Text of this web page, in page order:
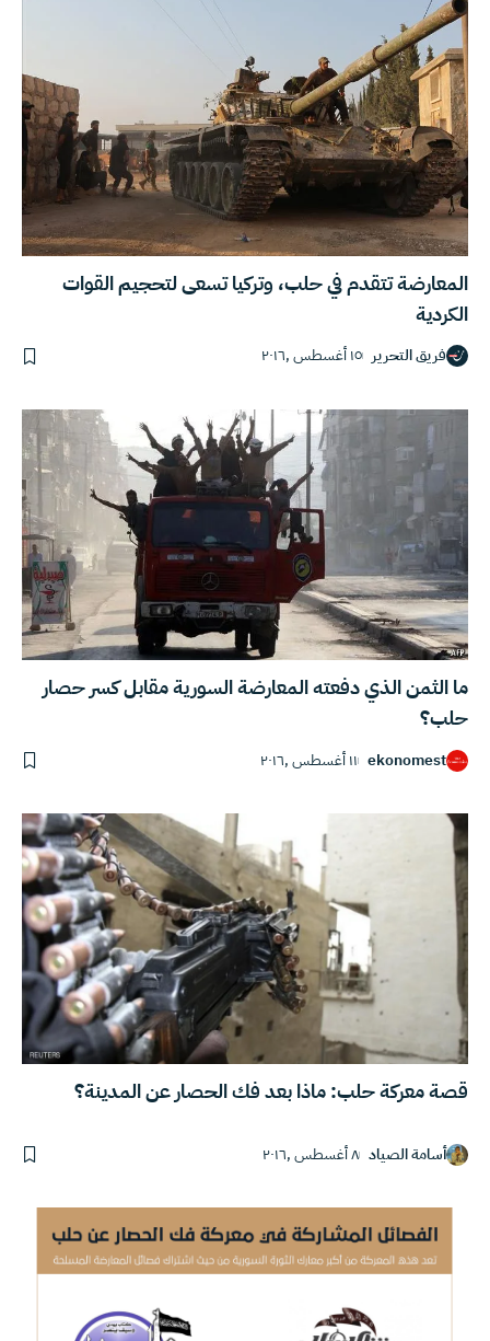
المعارضة تتقدم في حلب، وتركيا تسعى لتحجيم القوات
الكردية
فريق التحرير ١٥ أغسطس ,٢٠١٦
ما الثمن الذي دفعته المعارضة السورية مقابل كسر حصار
حلب؟
ekonomest ١١ أغسطس ,٢٠١٦
قصة معركة حلب: ماذا بعد فك الحصار عن المدينة؟
أسامة الصياد ٨ أغسطس ,٢٠١٦